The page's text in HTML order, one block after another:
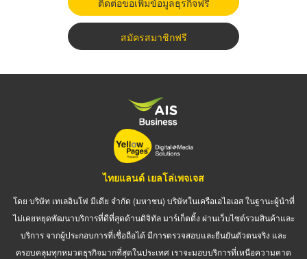
ติดต่อขอเพิ่มข้อมูลธุรกิจฟรี
สมัครสมาชิกฟรี
ไทยแลนด์ เยลโล่เพจเจส
โดย บริษัท เทเลอินโฟ มีเดีย จำกัด (มหาชน) บริษัทในเครือเอไอเอส ในฐานะผู้นำที่
ไม่เคยหยุดพัฒนาบริการที่ดีที่สุดด้านดิจิทัล มาร์เก็ตติ้ง ผ่านเว็บไซต์รวมสินค้าและ
บริการ จากผู้ประกอบการที่เชื่อถือได้ มีการตรวจสอบและยืนยันตัวตนจริง และ
ครอบคลุมทุกหมวดธุรกิจมากที่สุดในประเทศ เราจะมอบบริการที่เหนือความคาด